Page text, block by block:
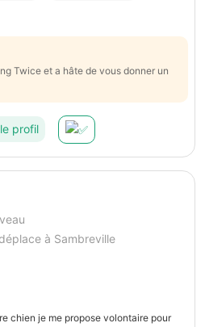
Twice et a hâte de vous donner un
profil
à Sambreville
chien je me propose volontaire pour